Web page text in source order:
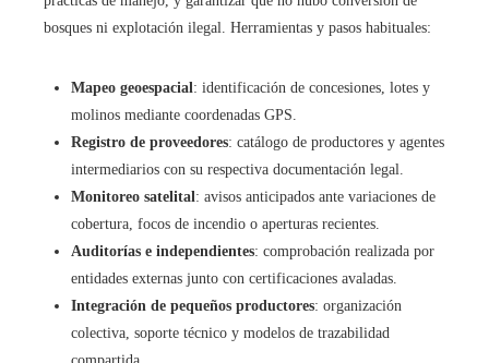
bosques ni explotación ilegal. Herramientas y pasos habituales:
Mapeo geoespacial : identificación de concesiones, lotes y
molinos mediante coordenadas GPS.
Registro de proveedores: catálogo de productores y agentes
intermediarios con su respectiva documentación legal.
Monitoreo satelital : avisos anticipados ante variaciones de
cobertura, focos de incendio o aperturas recientes.
Auditorías e independientes: comprobación realizada por
entidades externas junto con certificaciones avaladas.
Integración de pequeños productores: organización
colectiva, soporte técnico y modelos de trazabilidad